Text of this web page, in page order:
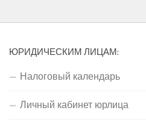
ЮРИДИЧЕСКИМ ЛИЦАМ:
Налоговый календарь
Личный кабинет юрлица